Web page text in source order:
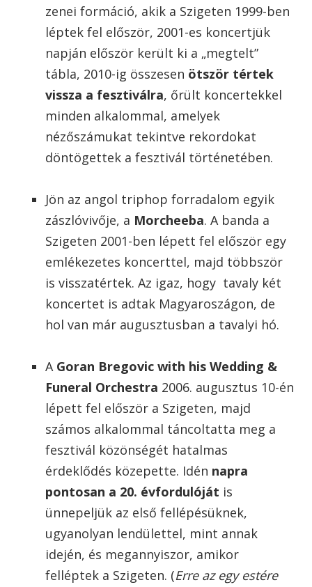
zenei formáció, akik a Szigeten 1999-ben
léptek fel először, 2001-es koncertjük
napján először került ki a „megtelt”
tábla, 2010-ig összesen ötször tértek
vissza a fesztiválra, őrült koncertekkel
minden alkalommal, amelyek
nézőszámukat tekintve rekordokat
döntögettek a fesztivál történetében.
Jön az angol triphop forradalom egyik
zászlóvivője, a Morcheeba. A banda a
Szigeten 2001-ben lépett fel először egy
emlékezetes koncerttel, majd többször
is visszatértek. Az igaz, hogy tavaly két
koncertet is adtak Magyaroszágon, de
hol van már augusztusban a tavalyi hó.
A Goran Bregovic with his Wedding &
Funeral Orchestra 2006. augusztus 10-én
lépett fel először a Szigeten, majd
számos alkalommal táncoltatta meg a
fesztivál közönségét hatalmas
érdeklődés közepette. Idén napra
pontosan a 20. évfordulóját is
ünnepeljük az első fellépésüknek,
ugyanolyan lendülettel, mint annak
idején, és megannyiszor, amikor
felléptek a Szigeten. (Erre az egy estére